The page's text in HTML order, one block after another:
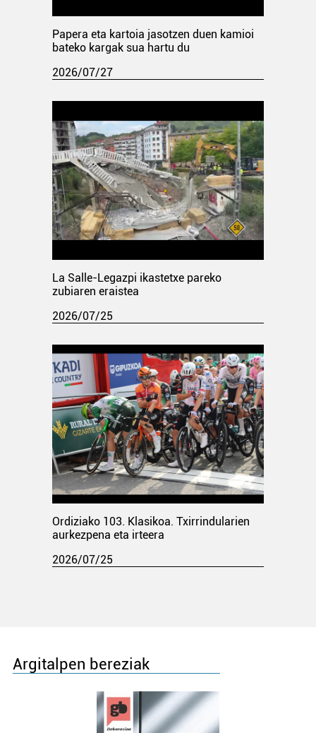
Papera eta kartoia jasotzen duen kamioi
bateko kargak sua hartu du
2026/07/27
La Salle-Legazpi ikastetxe pareko
zubiaren eraistea
2026/07/25
Ordiziako 103. Klasikoa. Txirrindularien
aurkezpena eta irteera
2026/07/25
Argitalpen bereziak